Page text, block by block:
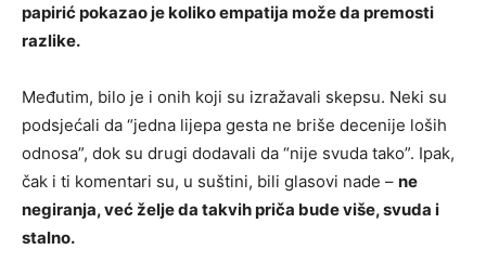
papirić pokazao je koliko empatija može da premosti
razlike.
Međutim, bilo je i onih koji su izražavali skepsu. Neki su
podsjećali da “jedna lijepa gesta ne briše decenije loših
odnosa”, dok su drugi dodavali da “nije svuda tako”. Ipak,
čak i ti komentari su, u suštini, bili glasovi nade – ne
negiranja, već želje da takvih priča bude više, svuda i
stalno.